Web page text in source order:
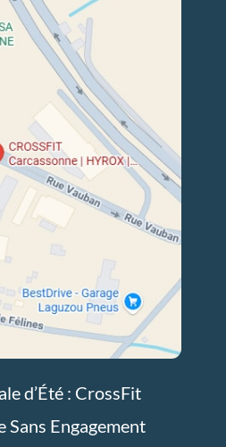
d’Été : CrossFit
Sans Engagement